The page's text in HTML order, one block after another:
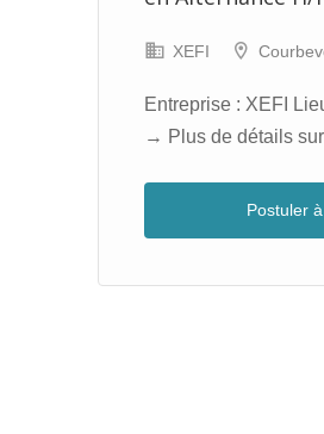
XEFI
Entreprise : XEFI
→ Plus de détails sur
Postuler